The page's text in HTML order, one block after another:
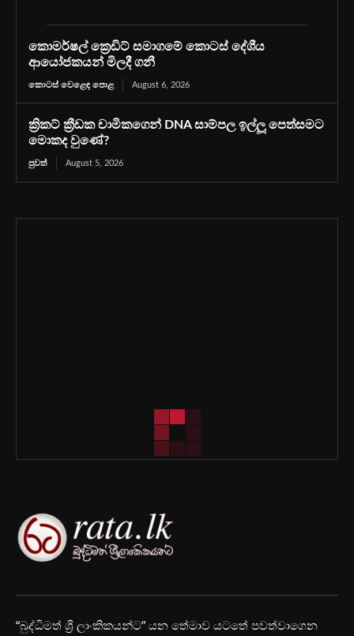
කොමර්ෂල් ක්‍රෙඩිට් සමාගමේ කොටස් දේශීය
ආයෝජකයන් මිලදී ගනී
කොටස් වෙළෙඳ පොළ August 6, 2026
ක්‍රිකට් ක්‍රීඩක චාමිකගෙන් DNA සාම්පල ඉල්ලූ පෙත්සමට
මොකද වුණේ?
පුවත් August 5, 2026
“බුද්ධිමත් ශ්‍රී ලාංකිකයන්ට” යන තේමාව යටතේ පවත්වාගෙන